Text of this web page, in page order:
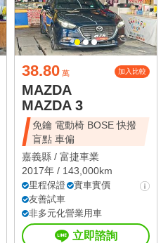
38.80 萬 加入比較
MAZDA
MAZDA 3
免鑰 電動椅 BOSE 快撥
盲點 車偏
嘉義縣 / 富捷車業
2017年 / 143,000km
里程保證
實車實價
友善試車
非多元化營業用車
立即諮詢